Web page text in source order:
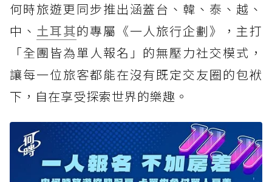
何時旅遊更同步推出涵蓋台、韓、泰、越、
中、 土耳其的專屬《一人旅行企劃》，主打
「全團皆為單人報名」的無壓力社交模式，
讓每一位旅客都能在沒有既定交友圈的包袱
下，自在享受探索世界的樂趣。